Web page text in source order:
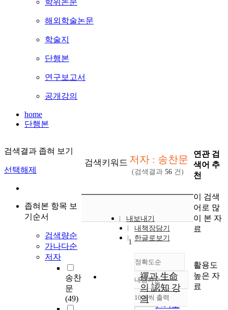
학위논문
해외학술논문
학술지
단행본
연구보고서
공개강의
home
단행본
검색결과 좁혀 보기
선택해제
좁혀본 항목 보
기순서
검색량순
가나다순
저자
송찬
문
(49)
검색키워드 저자 : 송찬문
(검색결과 56 건)
내보내기
내책장담기
한글로보기
정확도순
정확도
순
인기도
내림차순
내림차순
10개씩 출력
1
禪과 生命
의 認知 강
의
연관 검
색어 추
천
이 검색
어로 많
이 본 자
료
활용도
높은 자
료